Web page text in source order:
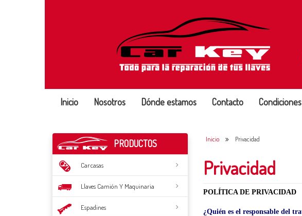
Inicio Nosotros Dónde estamos Contacto
PRODUCTOS
Carcasas
Llaves Camión Y Maquinaria
Espadines
Inicio Privacidad
Privacidad
POLÍTICA DE PRIVACIDAD
¿Quién es el responsable del